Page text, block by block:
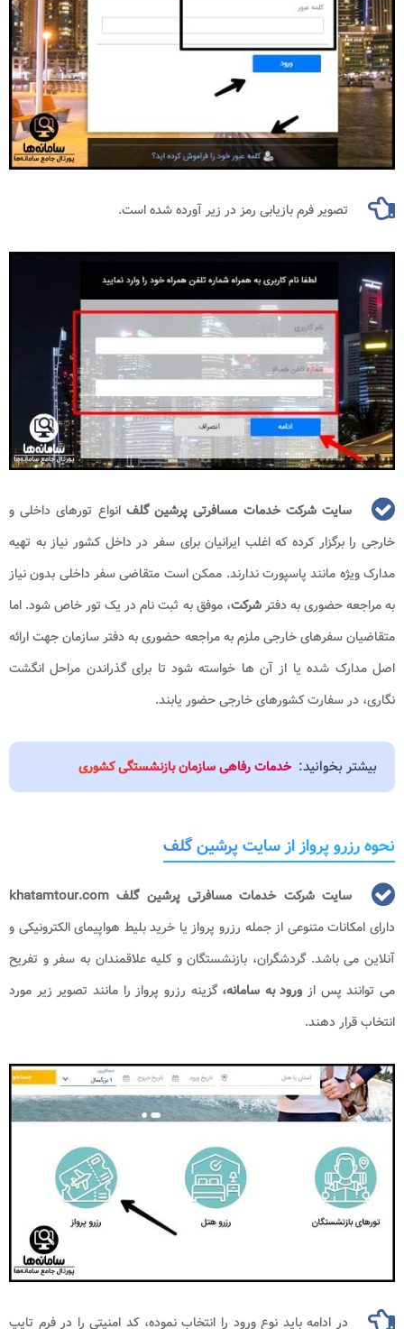
تصویر فرم بازیابی رمز در زیر آورده شده است.
سایت شرکت خدمات مسافرتی پرشین گلف انواع تورهای داخلی و
خارجی را برگزار کرده که اغلب ایرانیان برای سفر در داخل کشور نیاز به تهیه
مدارک ویژه مانند پاسپورت ندارند. ممکن است متقاضی سفر داخلی بدون نیاز
به مراجعه حضوری به دفترشرکت، موفق به ثبت نام در یک تور خاص شود. اما
متقاضیان سفرهای خارجی ملزم به مراجعه حضوری به دفتر سازمان جهت ارائه
اصل مدارک شده یا از آن ها خواسته شود تا برای گذراندن مراحل انگشت
نگاری، در سفارت کشورهای خارجی حضور یابند.
بیشتر بخوانید: خدمات رفاهی سازمان بازنشستگی کشوری
نحوه رزرو پرواز از سایت پرشین گلف
سایت شرکت خدمات مسافرتی پرشین گلف khatamtour.com
دارای امکانات متنوعی از جمله رزرو پرواز یا خرید بلیط هواپیمای الکترونیکی و
آنلاین می باشد. گردشگران، بازنشستگان و کلیه علاقمندان به سفر و تفریح
می توانند پس از ورود به سامانه،گزینه رزرو پرواز را مانند تصویر زیر مورد
انتخاب قرار دهند.
در ادامه باید نوع ورود را انتخاب نموده، کد امنیتی را در فرم تایپ